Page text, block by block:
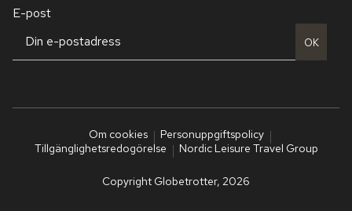
E-post
OK
Om cookies
Personuppgiftspolicy
Tillgänglighetsredogörelse
Nordic Leisure Travel Group
Copyright Globetrotter, 2026